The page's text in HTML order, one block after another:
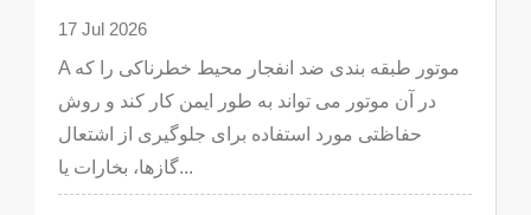
17 Jul 2026
A موتور طبقه بندی ضد انفجار محیط خطرناکی را که
در آن موتور می تواند به طور ایمن کار کند و روش
حفاظتی مورد استفاده برای جلوگیری از اشتعال
گازها، بخارات یا...